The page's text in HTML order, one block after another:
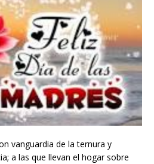
vanguardia de la ternura y
a las que llevan el hogar sobre